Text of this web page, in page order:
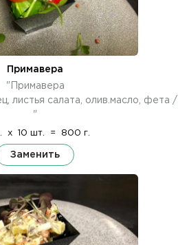
Примавера
"Примавера
листья салата, олив.масло, фета /
"
x 10 шт. = 800 г.
Заменить